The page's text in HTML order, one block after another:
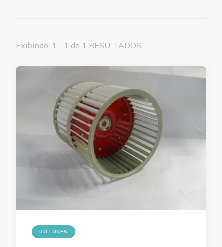
Exibindo: 1 - 1 de 1 RESULTADOS
ROTORES